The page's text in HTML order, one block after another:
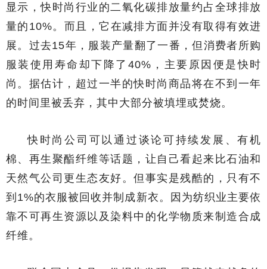
显示，快时尚行业的二氧化碳排放量约占全球排放
量的10%。而且，它在减排方面并没有取得有效进
展。过去15年，服装产量翻了一番，但消费者所购
服装使用寿命却下降了40%，主要原因便是快时
尚。据估计，超过一半的快时尚商品将在不到一年
的时间里被丢弃，其中大部分被填埋或焚烧。
快时尚公司可以通过谈论可持续发展、有机
棉、再生聚酯纤维等话题，让自己看起来比石油和
天然气公司更生态友好。但事实是残酷的，只有不
到1%的衣服被回收并制成新衣。因为纺织业主要依
靠不可再生资源以及染料中的化学物质来制造合成
纤维。